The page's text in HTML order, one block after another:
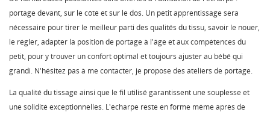
portage devant, sur le côté et sur le dos. Un petit apprentissage sera
nécessaire pour tirer le meilleur parti des qualités du tissu, savoir le nouer,
le régler, adapter la position de portage à l'âge et aux compétences du
petit, pour y trouver un confort optimal et toujours ajuster au bébé qui
grandi. N'hésitez pas à me contacter, je propose des ateliers de portage.
La qualité du tissage ainsi que le fil utilisé garantissent une souplesse et
une solidité exceptionnelles. L'écharpe reste en forme même après de